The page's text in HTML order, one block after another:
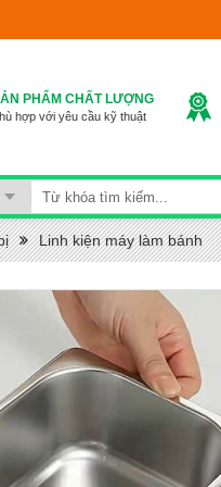
PHẨM CHẤT LƯỢNG
hợp với yêu cầu kỹ thuật
Linh kiện máy làm bánh